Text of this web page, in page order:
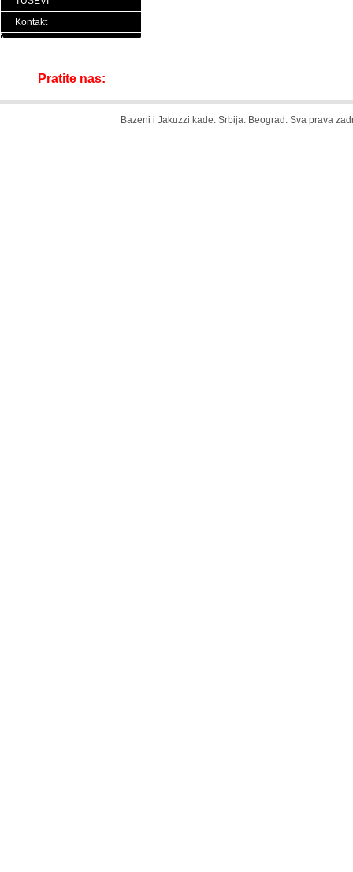
Kontakt
Pratite nas:
Bazeni i Jakuzzi kade. Srbija. Beograd. Sva prava